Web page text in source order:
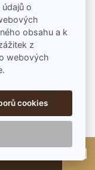
o
obsahu a k
z
webových
cookies